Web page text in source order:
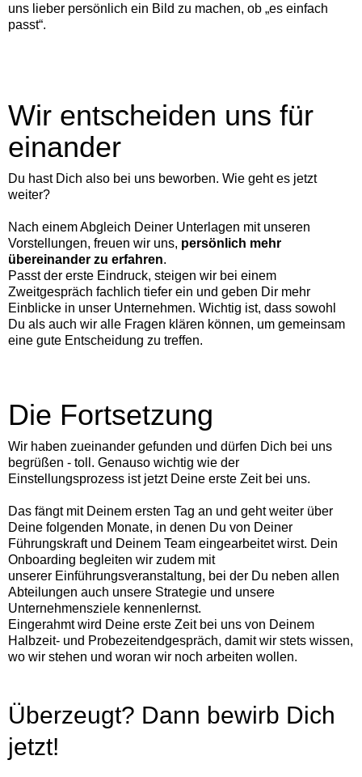
uns lieber persönlich ein Bild zu machen, ob „es einfach
passt“.
Wir entscheiden uns für
einander
Du hast Dich also bei uns beworben. Wie geht es jetzt
weiter?
Nach einem Abgleich Deiner Unterlagen mit unseren
Vorstellungen, freuen wir uns, persönlich mehr
übereinander zu erfahren.
Passt der erste Eindruck, steigen wir bei einem
Zweitgespräch fachlich tiefer ein und geben Dir mehr
Einblicke in unser Unternehmen. Wichtig ist, dass sowohl
Du als auch wir alle Fragen klären können, um gemeinsam
eine gute Entscheidung zu treffen.
Die Fortsetzung
Wir haben zueinander gefunden und dürfen Dich bei uns
begrüßen - toll. Genauso wichtig wie der
Einstellungsprozess ist jetzt Deine erste Zeit bei uns.
Das fängt mit Deinem ersten Tag an und geht weiter über
Deine folgenden Monate, in denen Du von Deiner
Führungskraft und Deinem Team eingearbeitet wirst. Dein
Onboarding begleiten wir zudem mit
unserer Einführungsveranstaltung, bei der Du neben allen
Abteilungen auch unsere Strategie und unsere
Unternehmensziele kennenlernst.
Eingerahmt wird Deine erste Zeit bei uns von Deinem
Halbzeit- und Probezeitendgespräch, damit wir stets wissen,
wo wir stehen und woran wir noch arbeiten wollen.
Überzeugt? Dann bewirb Dich
jetzt!